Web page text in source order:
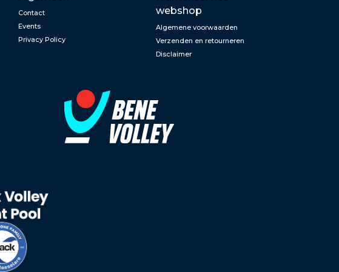
Contact
Events
Privacy Policy
webshop
Algemene voorwaarden
Verzenden en retourneren
Disclaimer